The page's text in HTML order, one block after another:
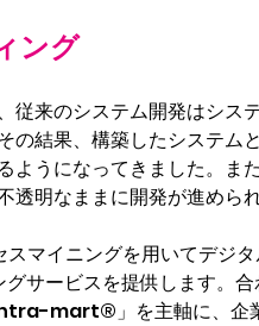
ング
来のシステム開発はシス
結果、構築したシステム
うになってきました。ま
明なままに開発が進めら
マイニングを用いてデジ
サービスを提供します。
mart®」を主軸に、企業